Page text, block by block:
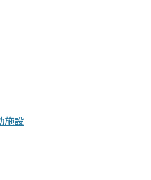
施設